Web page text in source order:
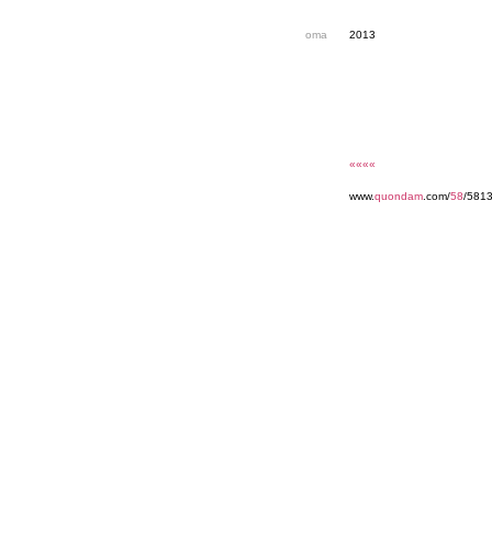
oma 2013
««««
www.quondam .com/58/